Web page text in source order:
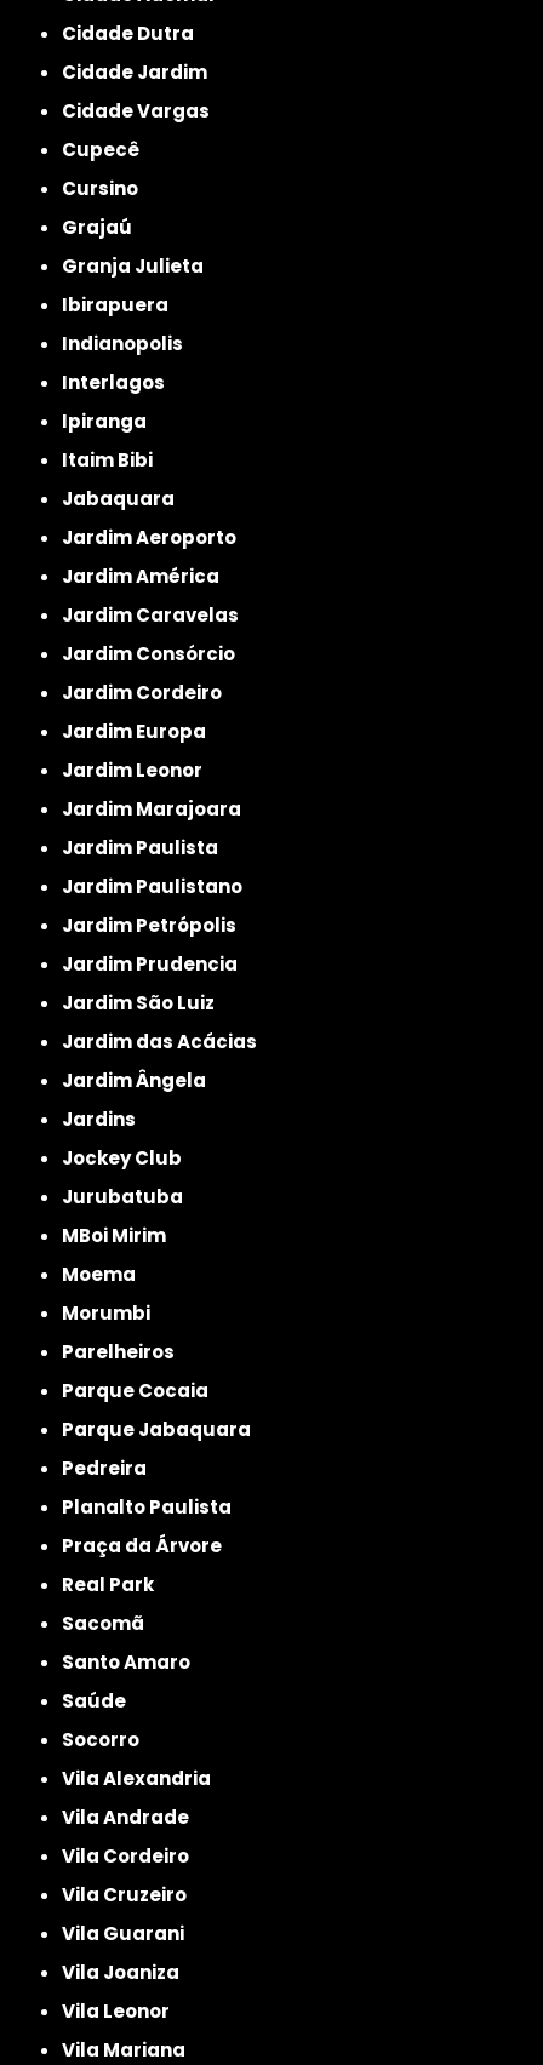
Cidade Dutra
Cidade Jardim
Cidade Vargas
Cupecê
Cursino
Grajaú
Granja Julieta
Ibirapuera
Indianopolis
Interlagos
Ipiranga
Itaim Bibi
Jabaquara
Jardim Aeroporto
Jardim América
Jardim Caravelas
Jardim Consórcio
Jardim Cordeiro
Jardim Europa
Jardim Leonor
Jardim Marajoara
Jardim Paulista
Jardim Paulistano
Jardim Petrópolis
Jardim Prudencia
Jardim São Luiz
Jardim das Acácias
Jardim Ângela
Jardins
Jockey Club
Jurubatuba
MBoi Mirim
Moema
Morumbi
Parelheiros
Parque Cocaia
Parque Jabaquara
Pedreira
Planalto Paulista
Praça da Árvore
Real Park
Sacomã
Santo Amaro
Saúde
Socorro
Vila Alexandria
Vila Andrade
Vila Cordeiro
Vila Cruzeiro
Vila Guarani
Vila Joaniza
Vila Leonor
Vila Mariana